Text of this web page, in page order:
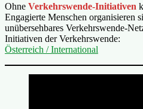
Ohne Verkehrswende-Initiativen
Engagierte Menschen organisieren
unübersehbares Verkehrswende-
Initiativen der Verkehrswende:
Österreich / International